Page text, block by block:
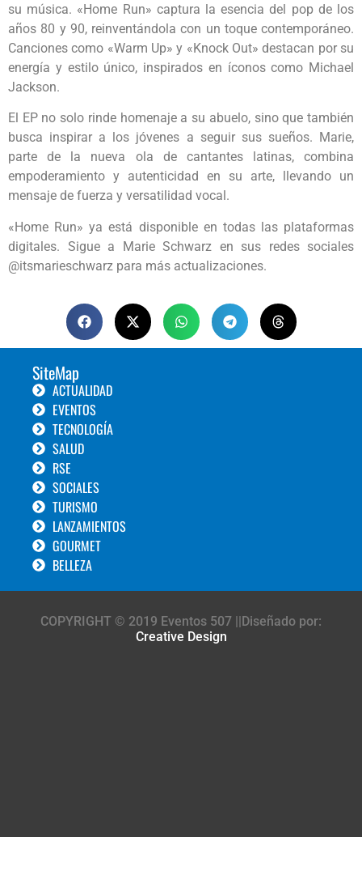
su música. «Home Run» captura la esencia del pop de los
años 80 y 90, reinventándola con un toque contemporáneo.
Canciones como «Warm Up» y «Knock Out» destacan por su
energía y estilo único, inspirados en íconos como Michael
Jackson.
El EP no solo rinde homenaje a su abuelo, sino que también
busca inspirar a los jóvenes a seguir sus sueños. Marie,
parte de la nueva ola de cantantes latinas, combina
empoderamiento y autenticidad en su arte, llevando un
mensaje de fuerza y versatilidad vocal.
«Home Run» ya está disponible en todas las plataformas
digitales. Sigue a Marie Schwarz en sus redes sociales
@itsmarieschwarz para más actualizaciones.
SiteMap
ACTUALIDAD
EVENTOS
TECNOLOGÍA
SALUD
RSE
SOCIALES
TURISMO
LANZAMIENTOS
GOURMET
BELLEZA
COPYRIGHT © 2019 Eventos 507 ||Diseñado por:
Creative Design